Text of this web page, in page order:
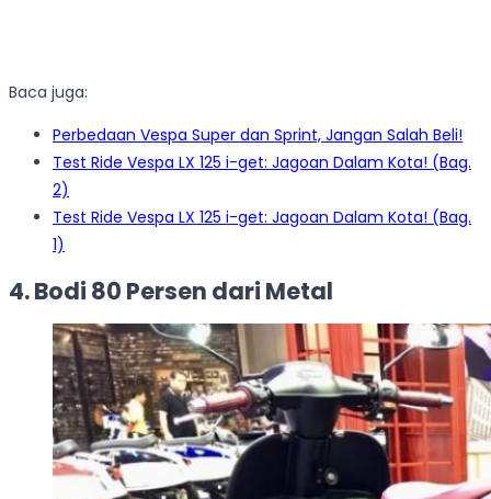
Baca juga:
Perbedaan Vespa Super dan Sprint, Jangan Salah Beli!
Test Ride Vespa LX 125 i-get: Jagoan Dalam Kota! (Bag.
2)
Test Ride Vespa LX 125 i-get: Jagoan Dalam Kota! (Bag.
1)
4. Bodi 80 Persen dari Metal